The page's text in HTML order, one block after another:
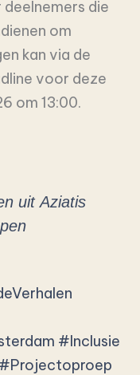
deelnemers die
om
kan via de
voor deze
om 13:00.
uit Aziatis
#Inclusie
#Projectoproep